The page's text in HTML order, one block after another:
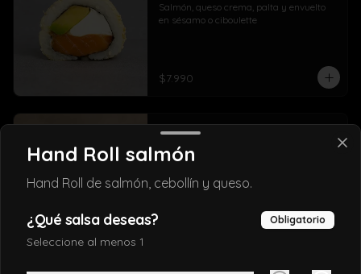
Salmón, queso crema, palta y envuelto
en sésamo o ciboulette
$7.990
California TAKE
Salmón, queso crema, y cebollín, envuelto
en sésamo o ciboulette
Hand Roll salmón
Hand Roll de salmón, cebollín y queso.
¿Qué salsa deseas? Obligatorio
Seleccione al menos 1